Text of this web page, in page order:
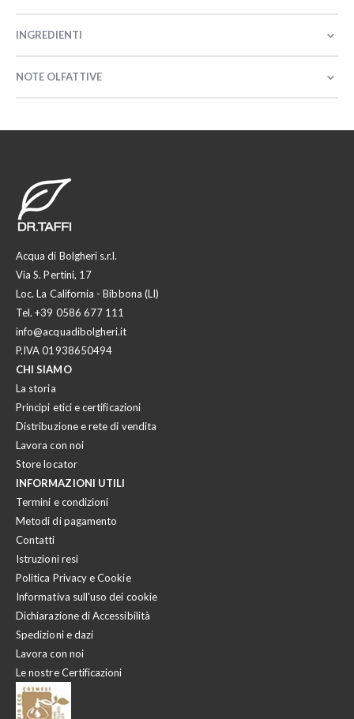
INGREDIENTI
NOTE OLFATTIVE
Acqua di Bolgheri s.r.l.
Via S. Pertini, 17
Loc. La California - Bibbona (LI)
Tel.+39 0586 677 111
info@acquadibolgheri.it
P.IVA 01938650494
CHI SIAMO
La storia
Principi etici e certificazioni
Distribuzione e rete di vendita
Lavora con noi
Store locator
INFORMAZIONI UTILI
Termini e condizioni
Metodi di pagamento
Contatti
Istruzioni resi
Politica Privacy e Cookie
Informativa sull'uso dei cookie
Dichiarazione di Accessibilità
Spedizioni e dazi
Lavora con noi
Le nostre Certificazioni